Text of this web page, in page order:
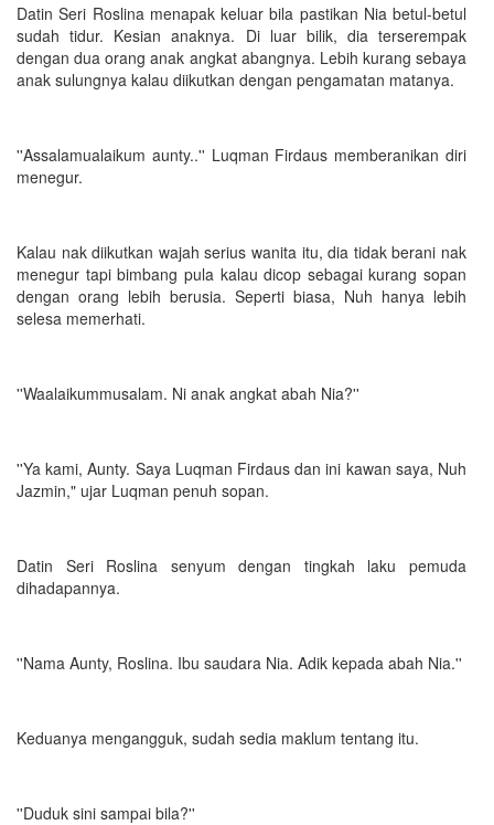
Datin Seri Roslina menapak keluar bila pastikan Nia betul-betul
sudah tidur. Kesian anaknya. Di luar bilik, dia terserempak
dengan dua orang anak angkat abangnya. Lebih kurang sebaya
anak sulungnya kalau diikutkan dengan pengamatan matanya.
''Assalamualaikum aunty..'' Luqman Firdaus memberanikan diri
menegur.
Kalau nak diikutkan wajah serius wanita itu, dia tidak berani nak
menegur tapi bimbang pula kalau dicop sebagai kurang sopan
dengan orang lebih berusia. Seperti biasa, Nuh hanya lebih
selesa memerhati.
''Waalaikummusalam. Ni anak angkat abah Nia?''
''Ya kami, Aunty. Saya Luqman Firdaus dan ini kawan saya, Nuh
Jazmin," ujar Luqman penuh sopan.
Datin Seri Roslina senyum dengan tingkah laku pemuda
dihadapannya.
''Nama Aunty, Roslina. Ibu saudara Nia. Adik kepada abah Nia.''
Keduanya mengangguk, sudah sedia maklum tentang itu.
''Duduk sini sampai bila?''